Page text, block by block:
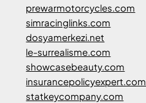
prewarmotorcycles.com
simracinglinks.com
dosyamerkezi.net
le-surrealisme.com
showcasebeauty.com
insurancepolicyexpert.com
statkeycompany.com